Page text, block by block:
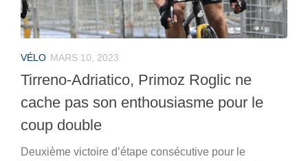
VÉLO MARS 10, 2023
Tirreno-Adriatico, Primoz Roglic ne
cache pas son enthousiasme pour le
coup double
Deuxième victoire d’étape consécutive pour le